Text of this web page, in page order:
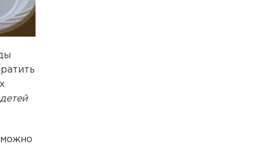
можно